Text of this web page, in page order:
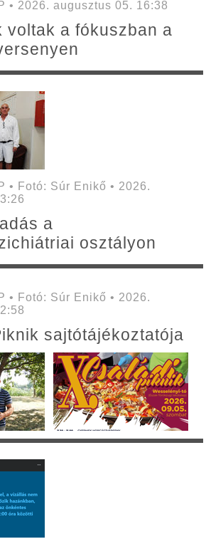
• 2026. augusztus 05. 16:38
voltak a fókuszban a
• Fotó: Súr Enikő • 2026.
a
osztályon
• Fotó: Súr Enikő • 2026.
sajtótájékoztatója